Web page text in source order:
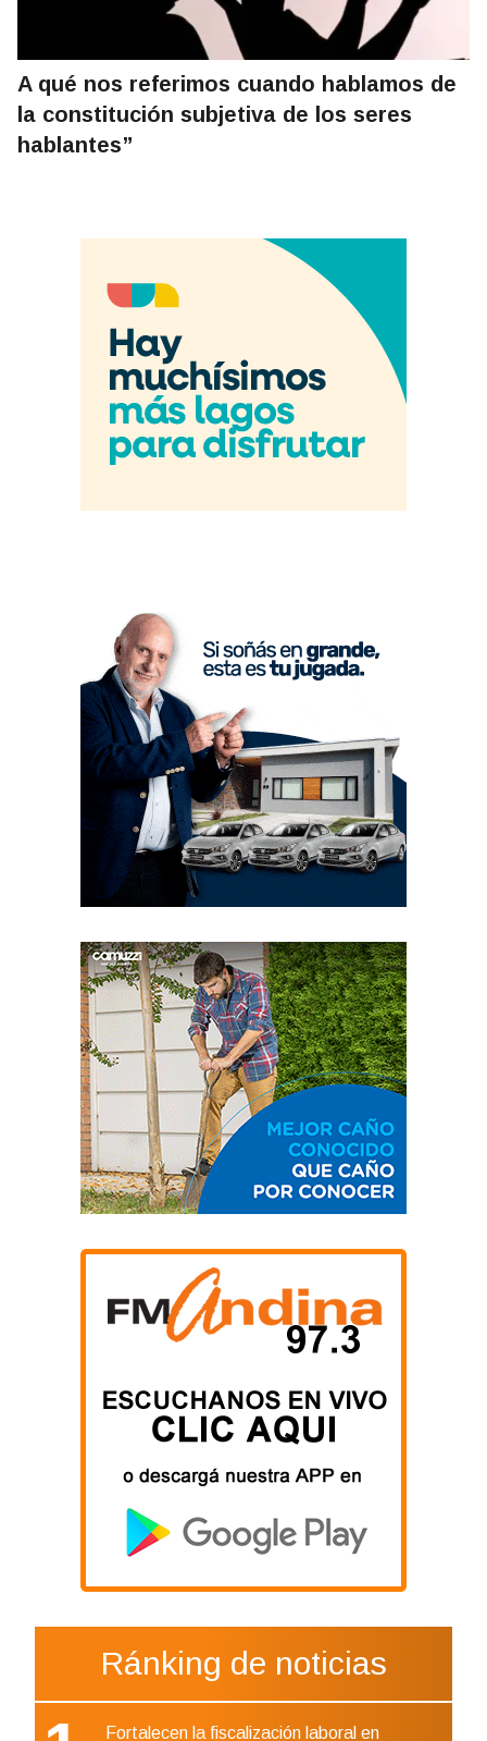
A qué nos referimos cuando hablamos de
la constitución subjetiva de los seres
hablantes”
Ránking de noticias
Fortalecen la fiscalización laboral en